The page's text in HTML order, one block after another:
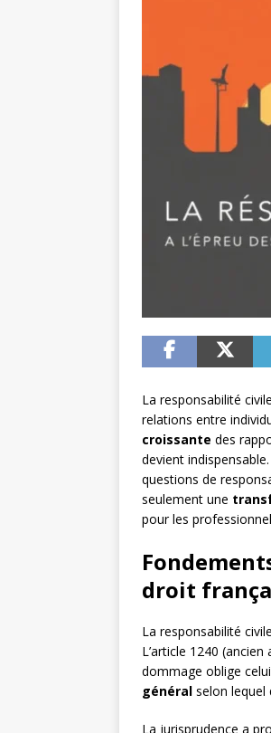
La responsabilité
relations entre
croissante des
devient
questions de
seulement une
pour les
droit
La responsabilité
L’article 1240
dommage oblige
général selon lequel
La jurisprudence a